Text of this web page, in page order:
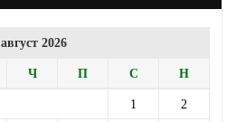
август 2026
Ч П С Н
1 2